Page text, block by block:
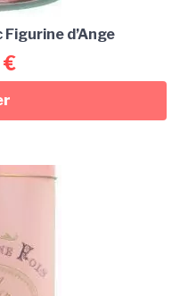
d’Ange
€